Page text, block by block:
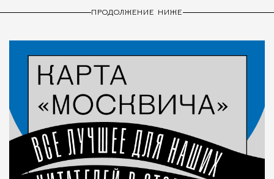
ПРОДОЛЖЕНИЕ НИЖЕ